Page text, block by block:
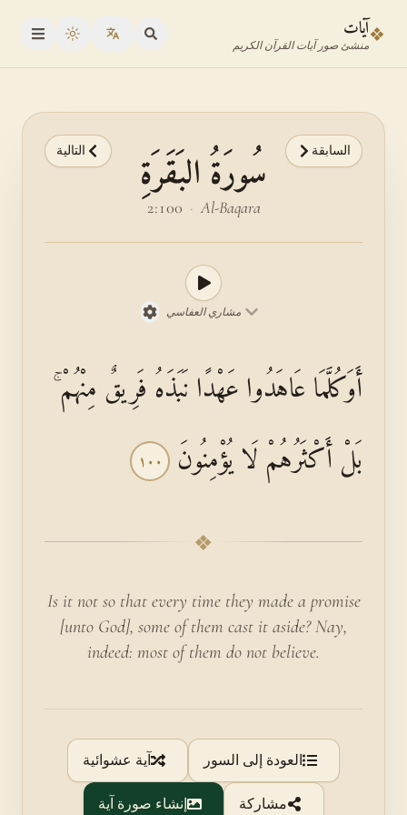
❖آيات
منشئ صور آيات القرآن الكريم theme
السابقة التالية
سُورَةُ البَقَرَةِ
Al-Baqara
·
2:100
مشاري العفاسي
أَوَكُلَّمَا عَاهَدُوا عَهْدًا نَبَذَهُ فَرِيقٌ مِنْهُمْ ۚ
بَلْ أَكْثَرُهُمْ لَا يُؤْمِنُونَ ١٠٠
❖
Is it not so that every time they made a promise
[unto God], some of them cast it aside? Nay,
indeed: most of them do not believe.
العودة إلى السور آية عشوائية
مشاركة إنشاء صورة آية